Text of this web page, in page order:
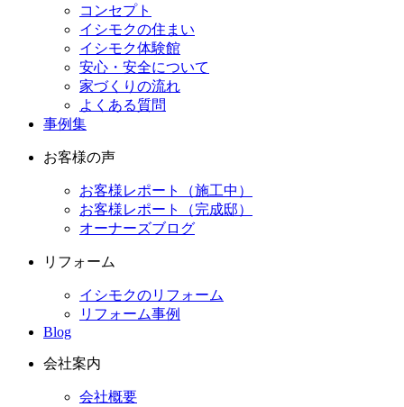
コンセプト
イシモクの住まい
イシモク体験館
安心・安全について
家づくりの流れ
よくある質問
事例集
お客様の声
お客様レポート（施工中）
お客様レポート（完成邸）
オーナーズブログ
リフォーム
イシモクのリフォーム
リフォーム事例
Blog
会社案内
会社概要